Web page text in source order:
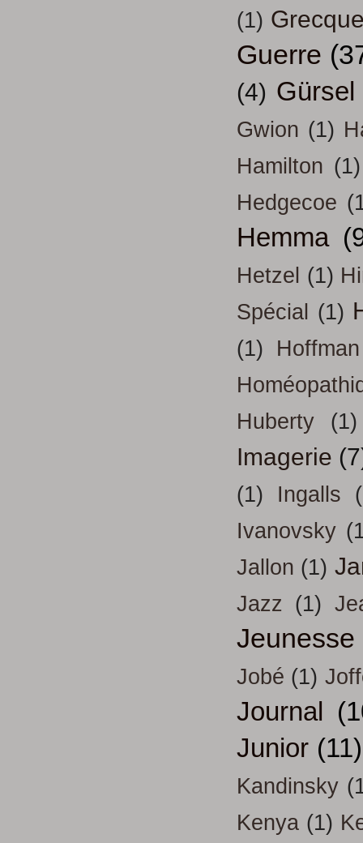
(1)
Guerre
(4) Gürsel
Gwion (1)
Hamilton (1)
Hedgecoe
Hemma
Hetzel (1)
Spécial (1)
(1)
Hoffman
Huberty
(1)
Imagerie
(1) Ingalls
Ivanovsky
Jallon (1)
Jazz (1)
Jeunesse
Jobé (1)
Journal
Junior (11)
Kandinsky
Kenya (1)